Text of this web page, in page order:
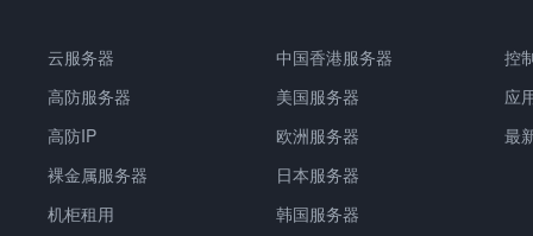
云服务器
高防服务器
高防IP
裸金属服务器
机柜租用
中国香港服务器
美国服务器
欧洲服务器
日本服务器
韩国服务器
控
应
最